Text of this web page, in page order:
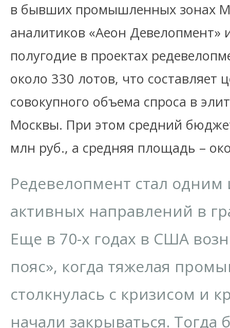
в бывших промышленных зонах
аналитиков «Аеон Девелопмент»
полугодие в проектах
около 330 лотов, что составляет
совокупного объема спроса в
Москвы. При этом средний
млн руб., а средняя площадь –
Редевелопмент стал одним
активных направлений в
Еще в 70-х годах в США
пояс», когда тяжелая
столкнулась с кризисом и
начали закрываться. Тогда